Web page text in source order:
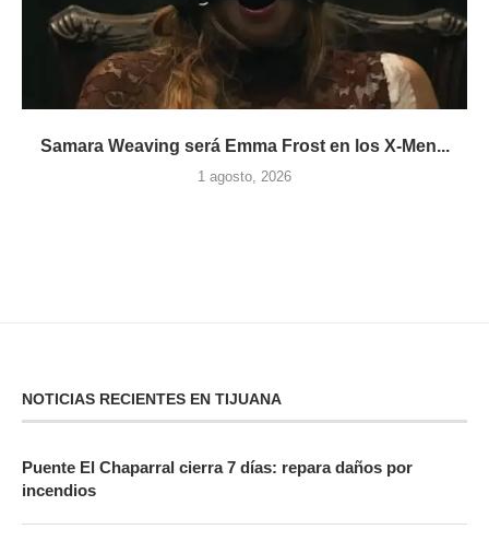
Samara Weaving será Emma Frost en los X-Men...
1 agosto, 2026
NOTICIAS RECIENTES EN TIJUANA
Puente El Chaparral cierra 7 días: repara daños por
incendios